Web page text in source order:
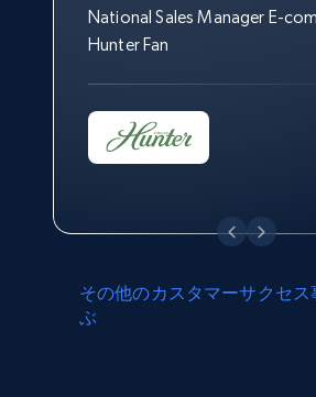
National Sales Manager E-
Hunter Fan
at Overstock
その他のカスタマーサクセス
ぶ